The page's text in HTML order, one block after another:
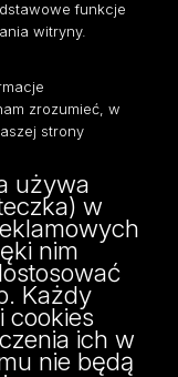
funkcje
witryny.
zrozumieć, w
strony
używa
w
nim
Każdy
cookies
ich w
nie będą